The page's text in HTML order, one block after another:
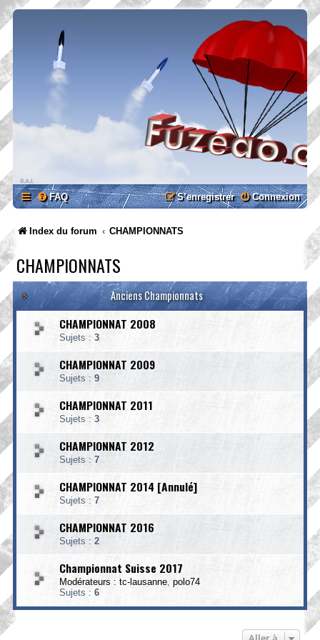
FAQ Connexion
S’enregistrer
Index du forum CHAMPIONNATS
CHAMPIONNATS
Anciens Championnats
CHAMPIONNAT 2008
Sujets : 3
CHAMPIONNAT 2009
Sujets : 9
CHAMPIONNAT 2011
Sujets : 3
CHAMPIONNAT 2012
Sujets : 7
CHAMPIONNAT 2014 [Annulé]
Sujets : 7
CHAMPIONNAT 2016
Sujets : 2
Championnat Suisse 2017
Modérateurs : tc-lausanne polo74
Sujets : 6